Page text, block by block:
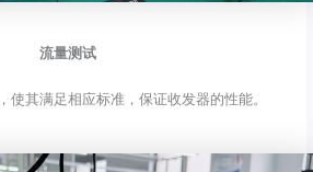
流量测试
使其满足相应标准，保证收发器的性能。